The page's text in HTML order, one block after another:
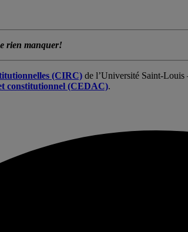
rien manquer!
(CIRC) de l’Université Saint-Louis
constitutionnel (CEDAC).